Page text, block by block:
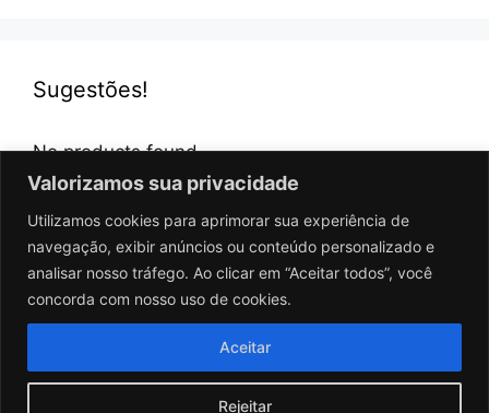
Valorizamos sua privacidade
Utilizamos cookies para aprimorar sua experiência de
navegação, exibir anúncios ou conteúdo personalizado e
analisar nosso tráfego. Ao clicar em “Aceitar todos”, você
concorda com nosso uso de cookies.
Rejeitar
Aceitar
Sugestões!
No products found.
Sobre Política de Privacidade
Contato